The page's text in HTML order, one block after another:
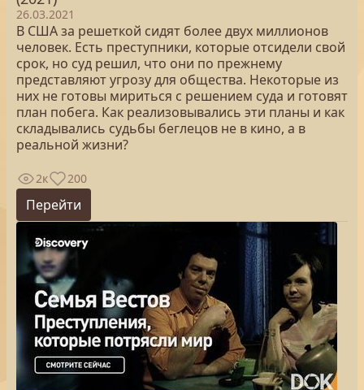
26.03.2021
В США за решеткой сидят более двух миллионов
человек. Есть преступники, которые отсидели свой
срок, но суд решил, что они по прежнему
представляют угрозу для общества. Некоторые из
них не готовы мириться с решением суда и готовят
план побега. Как реализовывались эти планы и как
складывались судьбы беглецов не в кино, а в
реальной жизни?
2к 200
Перейти